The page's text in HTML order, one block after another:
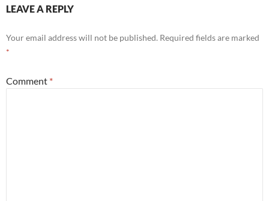
LEAVE A REPLY
Your email address will not be published. Required fields are marked
*
Comment *